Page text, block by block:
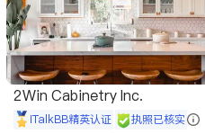
2Win Cabinetry Inc.
iTalkBB精英认证 执照已核实